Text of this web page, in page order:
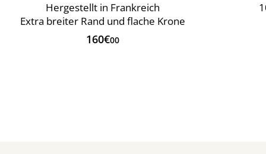
Hergestellt in Frankreich
Extra breiter Rand und flache Krone
160€00